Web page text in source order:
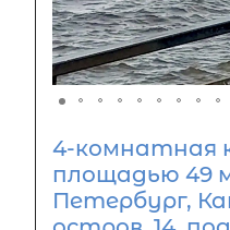
4-комнатная
площадью 49
Петербург,